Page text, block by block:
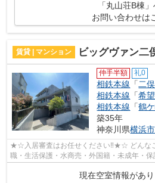
「丸山荘B棟
お問い合わせは
賃貸 | マンション ビッグヴァン二
仲手半額 礼0
相鉄本線 「 二俣
相鉄本線 「希
相鉄本線 「鶴
築35年
神奈川県横浜
★☆入居審査はお任せください‼★☆ どんな
職・生活保護・水商売・外国籍・未成年・
現在空室情報があり